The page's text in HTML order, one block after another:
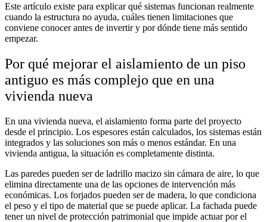
Este artículo existe para explicar qué sistemas funcionan realmente
cuando la estructura no ayuda, cuáles tienen limitaciones que
conviene conocer antes de invertir y por dónde tiene más sentido
empezar.
Por qué mejorar el aislamiento de un piso
antiguo es más complejo que en una
vivienda nueva
En una vivienda nueva, el aislamiento forma parte del proyecto
desde el principio. Los espesores están calculados, los sistemas están
integrados y las soluciones son más o menos estándar. En una
vivienda antigua, la situación es completamente distinta.
Las paredes pueden ser de ladrillo macizo sin cámara de aire, lo que
elimina directamente una de las opciones de intervención más
económicas. Los forjados pueden ser de madera, lo que condiciona
el peso y el tipo de material que se puede aplicar. La fachada puede
tener un nivel de protección patrimonial que impide actuar por el